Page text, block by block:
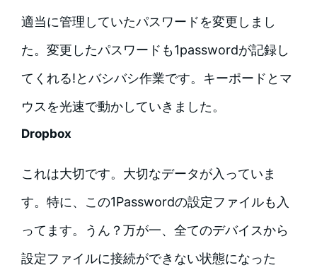
適当に管理していたパスワードを変更しまし
た。変更したパスワードも1passwordが記録し
てくれる!とバシバシ作業です。キーポードとマ
ウスを光速で動かしていきました。
Dropbox
これは大切です。大切なデータが入っていま
す。特に、この1Passwordの設定ファイルも入
ってます。うん？万が一、全てのデバイスから
設定ファイルに接続ができない状態になった